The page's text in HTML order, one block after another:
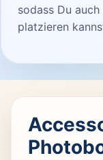
sodass Du
platzieren